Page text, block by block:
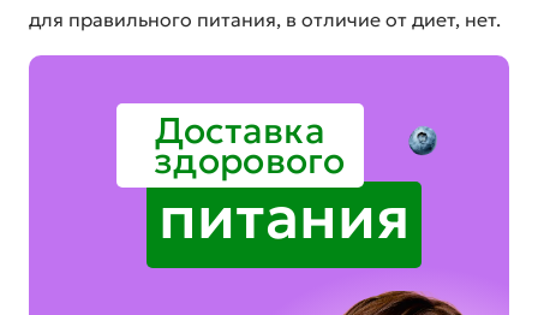
для правильного питания, в отличие от диет, нет.
Доставка
здорового
питания